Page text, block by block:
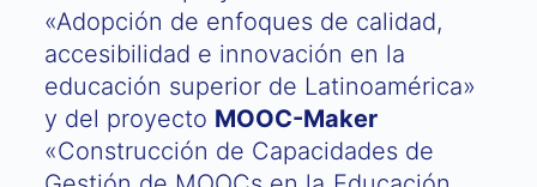
«Adopción de enfoques de calidad,
accesibilidad e innovación en la
educación superior de Latinoamérica»
y del proyecto MOOC-Maker
«Construcción de Capacidades de